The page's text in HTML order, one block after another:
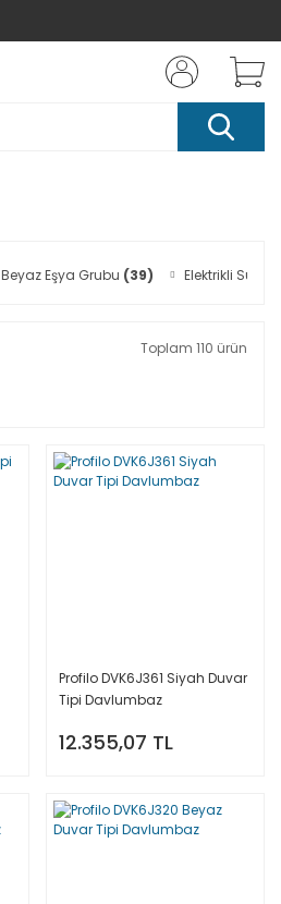
Beyaz Eşya Grubu (39) Elektrikli
Toplam 110 ürün
Profilo DVK6J361 Siyah Duvar
Tipi Davlumbaz
12.355,07 TL